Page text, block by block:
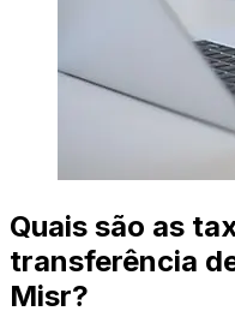
Quais são as
transferência
Misr?